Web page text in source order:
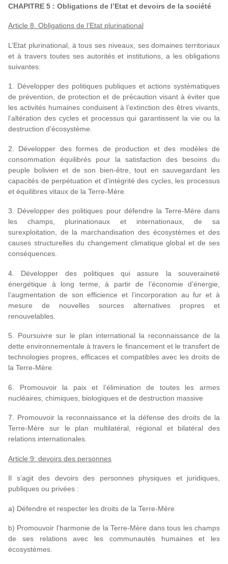
CHAPITRE 5 : Obligations de l’Etat et devoirs de la société
Article 8. Obligations de l’Etat plurinational
L’Etat plurinational, à tous ses niveaux, ses domaines territoriaux
et à travers toutes ses autorités et institutions, a les obligations
suivantes:
1. Développer des politiques publiques et actions systématiques
de prévention, de protection et de précaution visant à éviter que
les activités humaines conduisent à l’extinction des êtres vivants,
l’altération des cycles et processus qui garantissent la vie ou la
destruction d’écosystème.
2. Développer des formes de production et des modèles de
consommation équilibrés pour la satisfaction des besoins du
peuple bolivien et de son bien-être, tout en sauvegardant les
capacités de perpétuation et d’intégrité des cycles, les processus
et équilibres vitaux de la Terre-Mère.
3. Développer des politiques pour défendre la Terre-Mère dans
les champs, plurinationaux et internationaux, de sa
surexploitation, de la marchandisation des écosystèmes et des
causes structurelles du changement climatique global et de ses
conséquences.
4. Développer des politiques qui assure la souveraineté
énergétique à long terme, à partir de l’économie d’énergie,
l’augmentation de son efficience et l’incorporation au fur et à
mesure de nouvelles sources alternatives propres et
renouvelables.
5. Poursuivre sur le plan international la reconnaissance de la
dette environnementale à travers le financement et le transfert de
technologies propres, efficaces et compatibles avec les droits de
la Terre-Mère.
6. Promouvoir la paix et l’élimination de toutes les armes
nucléaires, chimiques, biologiques et de destruction massive
7. Promouvoir la reconnaissance et la défense des droits de la
Terre-Mère sur le plan multilatéral, régional et bilatéral des
relations internationales.
Article 9: devoirs des personnes
Il s’agit des devoirs des personnes physiques et juridiques,
publiques ou privées :
a) Défendre et respecter les droits de la Terre-Mère
b) Promouvoir l’harmonie de la Terre-Mère dans tous les champs
de ses relations avec les communautés humaines et les
écosystèmes.